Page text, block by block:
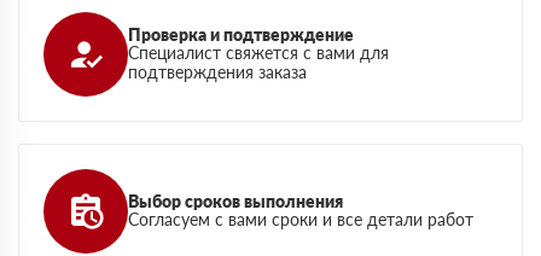
Проверка и подтверждение
Специалист свяжется с вами для
подтверждения заказа
Выбор сроков выполнения
Согласуем с вами сроки и все детали работ